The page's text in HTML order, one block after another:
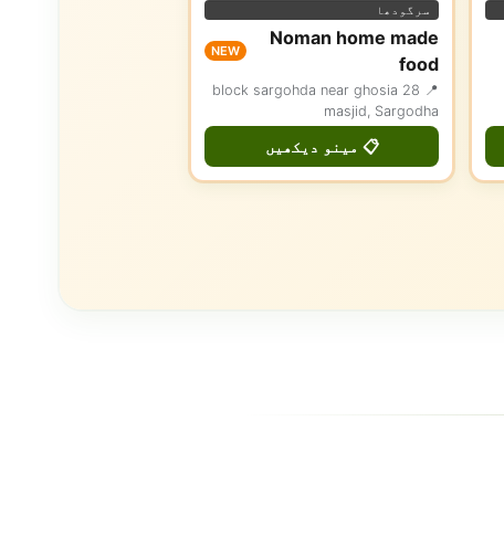
سرگودھا
Noman home made
food
NEW
📍 28 block sargohda near ghosia
masjid, Sargodha
📋 مینو دیکھیں